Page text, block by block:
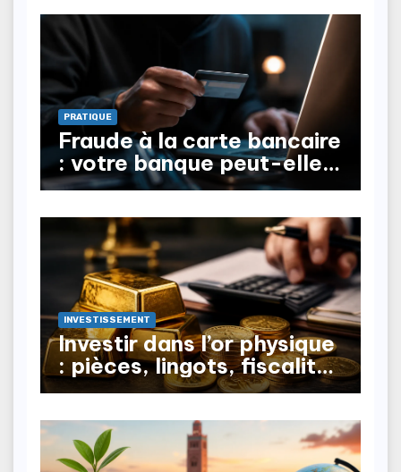
PRATIQUE
Fraude à la carte bancaire
: votre banque peut-elle
vous rembourser ?
INVESTISSEMENT
Investir dans l’or physique
: pièces, lingots, fiscalité
à la revente